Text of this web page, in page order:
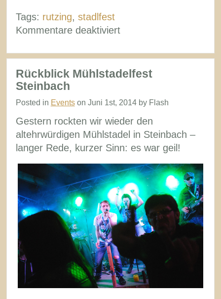
Tags: rutzing, stadlfest
Kommentare deaktiviertfür
Samstag:
Flash
am
Rutzinger
Stadlfest
Rückblick Mühlstadelfest
Steinbach
Posted in Eventson Juni 1st, 2014 by Flash
Gestern rockten wir wieder den
altehrwürdigen Mühlstadel in Steinbach –
langer Rede, kurzer Sinn: es war geil!